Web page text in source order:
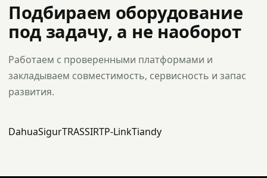
Подбираем оборудование
под задачу, а не наоборот
Работаем с проверенными платформами и
закладываем совместимость, сервисность и запас
развития.
DahuaSigurTRASSIRTP-LinkTiandy